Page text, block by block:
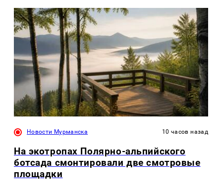
Новости Мурманска 10 часов назад
На экотропах Полярно-альпийского
ботсада смонтировали две смотровые
площадки